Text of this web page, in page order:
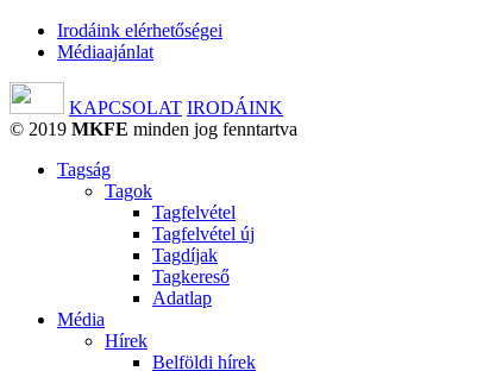
Irodáink elérhetőségei
Médiaajánlat
KAPCSOLAT IRODÁINK
© 2019 MKFE minden jog fenntartva
Tagság
Tagok
Tagfelvétel
Tagfelvétel új
Tagdíjak
Tagkereső
Adatlap
Média
Hírek
Belföldi hírek